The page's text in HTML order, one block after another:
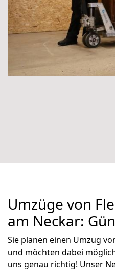
Umzüge von
am Neckar:
Sie planen einen Umzug
und möchten dabei
uns genau richtig! Unser